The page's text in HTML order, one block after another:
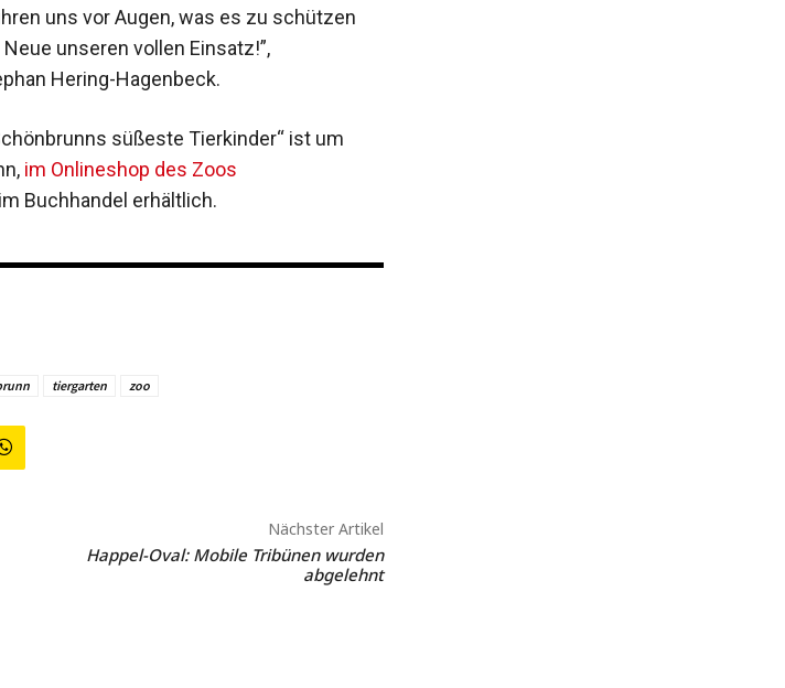
uns vor Augen, was es zu schützen
unseren vollen Einsatz!”,
Hering-Hagenbeck.
süßeste Tierkinder“ ist um
im Onlineshop des Zoos
Buchhandel erhältlich.
tiergarten zoo
Nächster Artikel
Happel-Oval: Mobile Tribünen wurden
abgelehnt